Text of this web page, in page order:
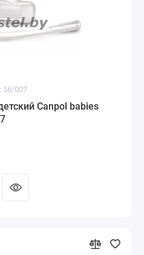
56/007
Canpol babies